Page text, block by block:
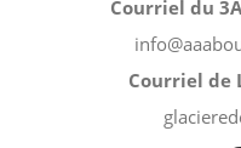
Courriel du
Courriel de